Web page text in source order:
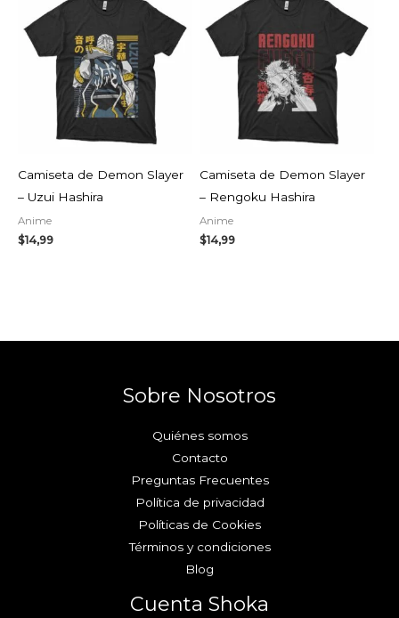
Camiseta de Demon Slayer
– Uzui Hashira
Anime
$14,99
Camiseta de Demon Slayer
– Rengoku Hashira
Anime
$14,99
Sobre Nosotros
Quiénes somos
Contacto
Preguntas Frecuentes
Política de privacidad
Políticas de Cookies
Términos y condiciones
Blog
Cuenta Shoka